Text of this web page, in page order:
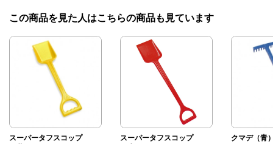
この商品を見た人はこちらの商品も見ています
スーパータフスコップ
スーパータフスコップ
クマデ（青